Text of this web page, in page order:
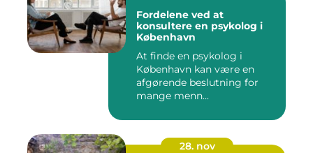
Fordelene ved at
konsultere en psykolog i
København
At finde en psykolog i
København kan være en
afgørende beslutning for
mange menn...
28. nov